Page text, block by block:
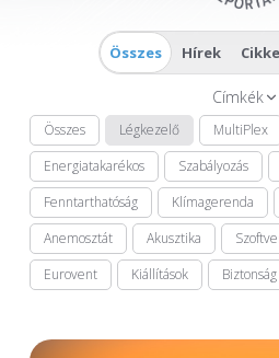
Összes Hírek
Címkék
Összes Légkezelő MultiPlex
Energiatakarékos
Szabályozás
Fenntarthatóság
Klímagerenda
Anemosztát
Akusztika
Eurovent
Kiállítások Biztonság